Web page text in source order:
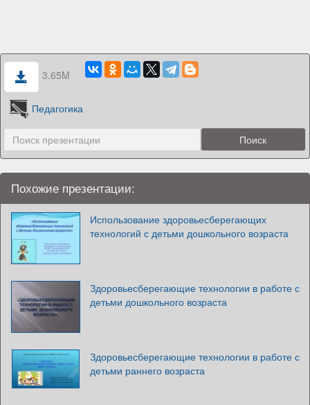
3.65M
Педагогика
Похожие презентации:
Использование здоровьесберегающих
технологий с детьми дошкольного возраста
Здоровьесберегающие технологии в работе с
детьми дошкольного возраста
Здоровьесберегающие технологии в работе с
детьми раннего возраста